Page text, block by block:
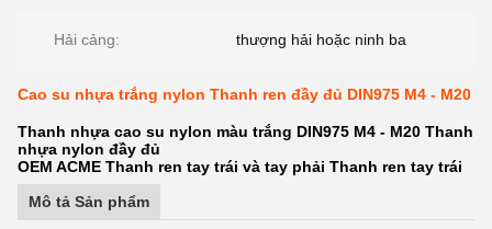
Hải cảng: thượng hải hoặc ninh ba
Cao su nhựa trắng nylon Thanh ren đầy đủ DIN975 M4 - M20
Thanh nhựa cao su nylon màu trắng DIN975 M4 - M20 Thanh
nhựa nylon đầy đủ
OEM ACME Thanh ren tay trái và tay phải Thanh ren tay trái
Mô tả Sản phẩm